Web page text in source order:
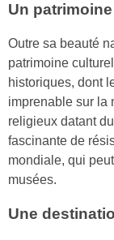
Un
Outre sa beauté
patrimoine
historiques, dont
imprenable sur la
religieux datant
fascinante de
mondiale, qui
musées.
Une